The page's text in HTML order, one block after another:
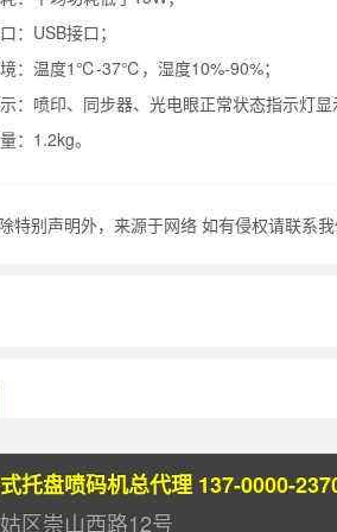
：USB接口；
：温度1℃-37℃，湿度10%-90%；
：喷印、同步器、光电眼正常状态指示灯显
：1.2kg。
除特别声明外，来源于网络 如有侵权请联系
托盘喷码机总代理 137-0000-
区崇山西路12号